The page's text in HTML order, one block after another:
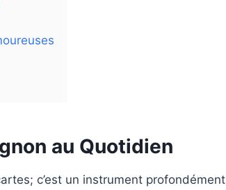
au Quotidien
c’est un instrument profondément